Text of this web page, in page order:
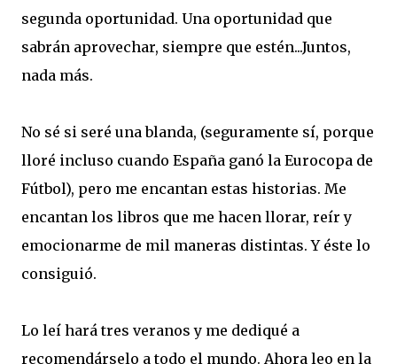
segunda oportunidad. Una oportunidad que
sabrán aprovechar, siempre que estén...Juntos,
nada más.
No sé si seré una blanda, (seguramente sí, porque
lloré incluso cuando España ganó la Eurocopa de
Fútbol), pero me encantan estas historias. Me
encantan los libros que me hacen llorar, reír y
emocionarme de mil maneras distintas. Y éste lo
consiguió.
Lo leí hará tres veranos y me dediqué a
recomendárselo a todo el mundo. Ahora leo en la